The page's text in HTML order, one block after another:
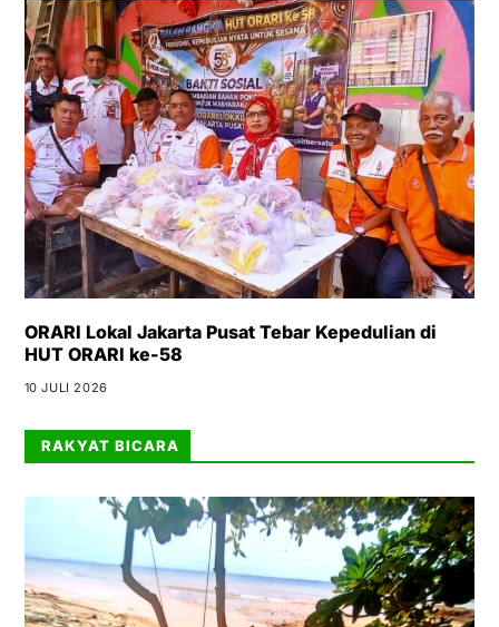
ORARI Lokal Jakarta Pusat Tebar Kepedulian di
HUT ORARI ke-58
10 JULI 2026
RAKYAT BICARA